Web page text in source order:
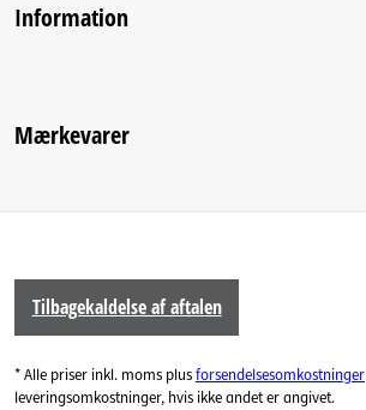
Information
Mærkevarer
Tilbagekaldelse af aftalen
* Alle priser inkl. moms plusforsendelsesomkostninger
leveringsomkostninger, hvis ikke andet er angivet.